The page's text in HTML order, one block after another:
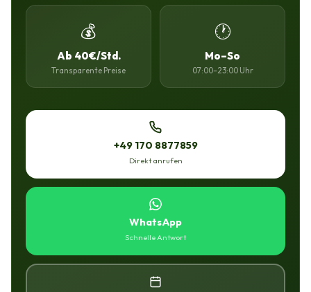
💰
Ab 40€/Std.
Transparente Preise
🕐
Mo–So
07:00–23:00 Uhr
+49 170 8877859
Direkt anrufen
WhatsApp
Schnelle Antwort